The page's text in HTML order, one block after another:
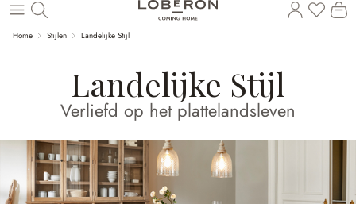
Naar de hoofdinhoud
U
Home Stijlen Landelijke Stijl
Landelijke Stijl
Verliefd op het plattelandsleven